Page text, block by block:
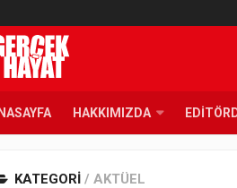
HAKKIMIZDA
KATEGORI / AKTÜEL